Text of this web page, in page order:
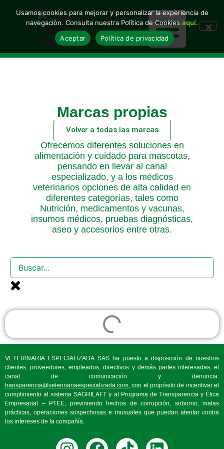
Marcas propias
Volver a todas las marcas
Ofrecemos diferentes soluciones en
alimentación y cuidado para mascotas,
pensando en llevar al canal
especializado, y a los médicos
veterinarios opciones de alta calidad en
diferentes categorías, tales como
Nutrición, medicamentos y vacunas,
insumos médicos, pruebas diagnósticas,
aseo y accesorios entre otras.
VETERINARIA ESPECIALIZADA SAS ha puesto a disposición de nuestros
clientes, proveedores, empleados, directivos y demás partes interesadas, el
canal de comunicación y denuncia:
transparencia@veterinariaespecializada.com , con el propósito de incentivar el
cumplimiento al sistema SAGRILAFT y al Programa de Transparencia y Ética
Empresarial – PTEE, previniendo hechos de corrupción, soborno, malas
prácticas, operaciones sospechosas e inusuales que puedan atentar contra
los intereses de la compañía.
Usamos cookies para mejorar y personalizar la experiencia de
navegación. Consulta nuestra Política de Cookies aquí.
Aceptar
Política de privacidad